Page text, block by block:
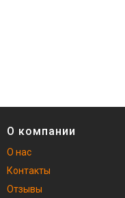
О компании
О нас
Контакты
Отзывы